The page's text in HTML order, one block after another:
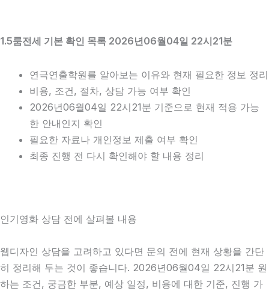
1.5룸전세 기본 확인 목록 2026년06월04일 22시21분
연극연출학원를 알아보는 이유와 현재 필요한 정보 정리
비용, 조건, 절차, 상담 가능 여부 확인
2026년06월04일 22시21분 기준으로 현재 적용 가능
한 안내인지 확인
필요한 자료나 개인정보 제출 여부 확인
최종 진행 전 다시 확인해야 할 내용 정리
인기영화 상담 전에 살펴볼 내용
웹디자인 상담을 고려하고 있다면 문의 전에 현재 상황을 간단
히 정리해 두는 것이 좋습니다. 2026년06월04일 22시21분 원
하는 조건, 궁금한 부분, 예상 일정, 비용에 대한 기준, 진행 가